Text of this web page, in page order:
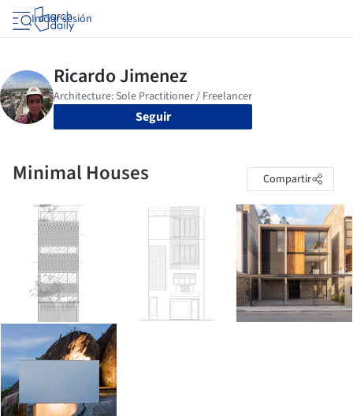
Iniciar sesión
Seguir
Minimal Houses Compartir